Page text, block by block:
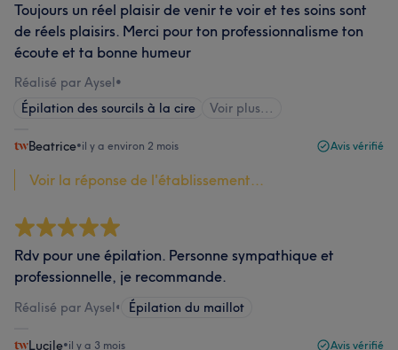
Toujours un réel plaisir de venir te voir et tes soins sont
de réels plaisirs. Merci pour ton professionnalisme ton
écoute et ta bonne humeur
Réalisé par Aysel•
Épilation des sourcils à la cire
Voir plus...
Beatrice•il y a environ 2 mois Avis vérifié
Voir la réponse de l'établissement...
Rdv pour une épilation. Personne sympathique et
professionnelle, je recommande.
Réalisé par Aysel• Épilation du maillot
Lucile•il y a 3 mois Avis vérifié